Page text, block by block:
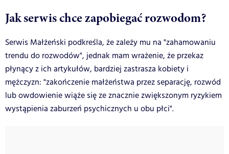
Jak serwis chce zapobiegać rozwodom?
Serwis Małżeński podkreśla, że zależy mu na "zahamowaniu
trendu do rozwodów", jednak mam wrażenie, że przekaz
płynący z ich artykułów, bardziej zastrasza kobiety i
mężczyzn: "zakończenie małżeństwa przez separację, rozwód
lub owdowienie wiąże się ze znacznie zwiększonym ryzykiem
wystąpienia zaburzeń psychicznych u obu płci".